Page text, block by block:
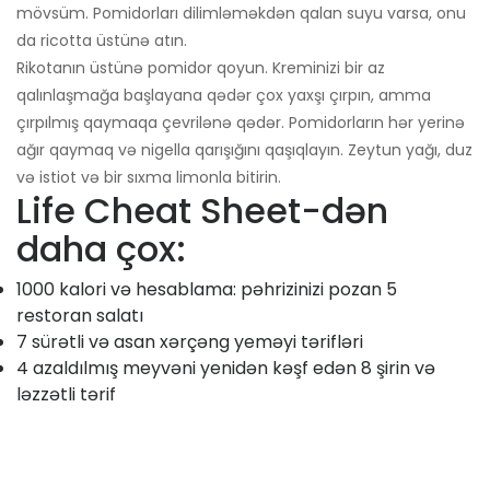
mövsüm. Pomidorları dilimləməkdən qalan suyu varsa, onu
da ricotta üstünə atın.
Rikotanın üstünə pomidor qoyun. Kreminizi bir az
qalınlaşmağa başlayana qədər çox yaxşı çırpın, amma
çırpılmış qaymaqa çevrilənə qədər. Pomidorların hər yerinə
ağır qaymaq və nigella qarışığını qaşıqlayın. Zeytun yağı, duz
və istiot və bir sıxma limonla bitirin.
Life Cheat Sheet-dən
daha çox:
1000 kalori və hesablama: pəhrizinizi pozan 5
restoran salatı
7 sürətli və asan xərçəng yeməyi tərifləri
4 azaldılmış meyvəni yenidən kəşf edən 8 şirin və
ləzzətli tərif